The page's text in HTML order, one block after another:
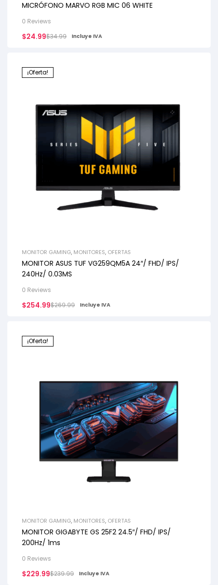
MICRÓFONO MARVO RGB MIC 06 WHITE
0 Reviews
$34.99
$24.99 Incluye IVA
¡Oferta!
MONITOR GAMING, MONITORES, OFERTAS
MONITOR ASUS TUF VG259QM5A 24″/ FHD/ IPS/
240Hz/ 0.03MS
0 Reviews
$269.99
$254.99 Incluye IVA
¡Oferta!
MONITOR GAMING, MONITORES, OFERTAS
MONITOR GIGABYTE GS 25F2 24.5″/ FHD/ IPS/
200Hz/ 1ms
0 Reviews
$239.99
$229.99 Incluye IVA